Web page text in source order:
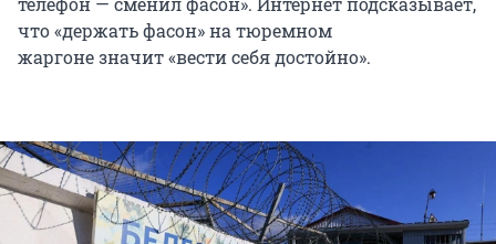
что «держать фасон» на тюремном
жаргоне значит «вести себя достойно».